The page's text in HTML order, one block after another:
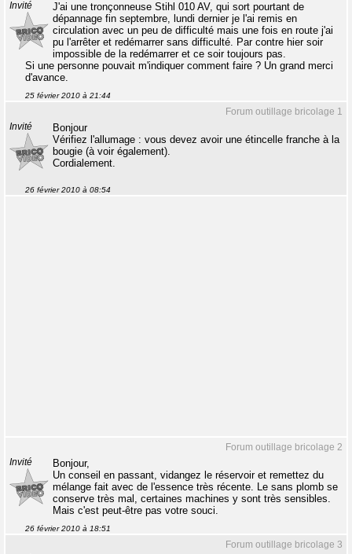
Invité
J'ai une tronçonneuse Stihl 010 AV, qui sort pourtant de
dépannage fin septembre, lundi dernier je l'ai remis en
circulation avec un peu de difficulté mais une fois en route j'ai
pu l'arrêter et redémarrer sans difficulté. Par contre hier soir
impossible de la redémarrer et ce soir toujours pas.
Si une personne pouvait m'indiquer comment faire ? Un grand merci
d'avance.
25 février 2010 à 21:44
Forum outillage bricolage 1
Invité
Bonjour
Vérifiez l'allumage : vous devez avoir une étincelle franche à la
bougie (à voir également).
Cordialement.
26 février 2010 à 08:54
Forum outillage bricolage 2
Invité
Bonjour,
Un conseil en passant, vidangez le réservoir et remettez du
mélange fait avec de l'essence très récente. Le sans plomb se
conserve très mal, certaines machines y sont très sensibles.
Mais c'est peut-être pas votre souci.
26 février 2010 à 18:51
Forum outillage bricolage 3